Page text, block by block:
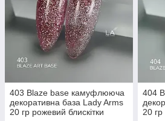
403 Blaze base камуфлююча
декоративна база Lady Arms
20 гр рожевий блискітки
404
20 гр